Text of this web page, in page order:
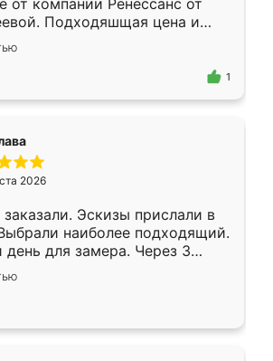
от компании Ренессанс от
Подходяшщая цена и
изготовления. Приехавший
Владислав
моему эскизу самый
1
2026
Эскизы прислали в
наиболее подходящий.
день для замера. Через 3
была уже готова. Остались
Спасибо Ренессанс
работу!